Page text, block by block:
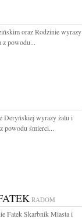
oraz Rodzinie wyrazy
z powodu...
Deryńskiej wyrazy żalu i
powodu śmierci...
RADOM
Fatek Skarbnik Miasta i